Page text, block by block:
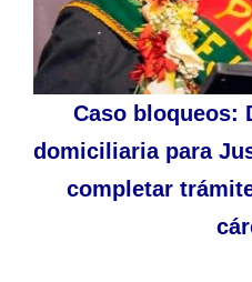
Caso bloqueos:
domiciliaria para
completar